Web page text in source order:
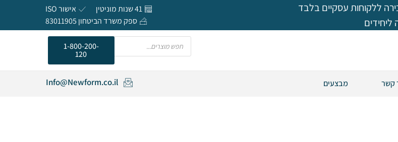
ללקוחות עסקיים בלבד
ליחידים
41 שנות מוניטין
אישור ISO
ספק משרד הביטחון 83011905
חפש
1-800-200-
120
קשר מבצעים Info@Newform.co.il